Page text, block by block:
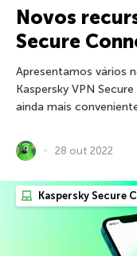
Novos
Secure
Apresentamos vários
Kaspersky VPN
ainda mais
28 out 2022
Kaspersky Secure